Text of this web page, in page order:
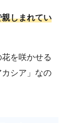
しまれてい
を咲かせる
シア」なの